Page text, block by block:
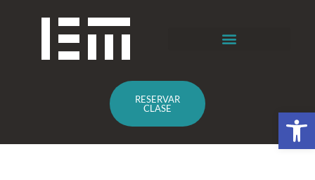
Abrir
RESERVAR
CLASE